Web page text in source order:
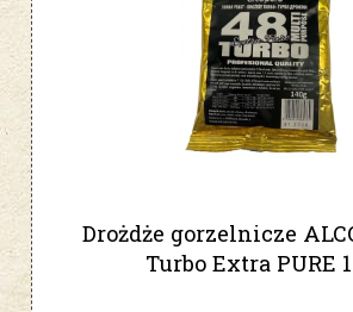
Drożdże gorzelnicze
Turbo Extra PURE